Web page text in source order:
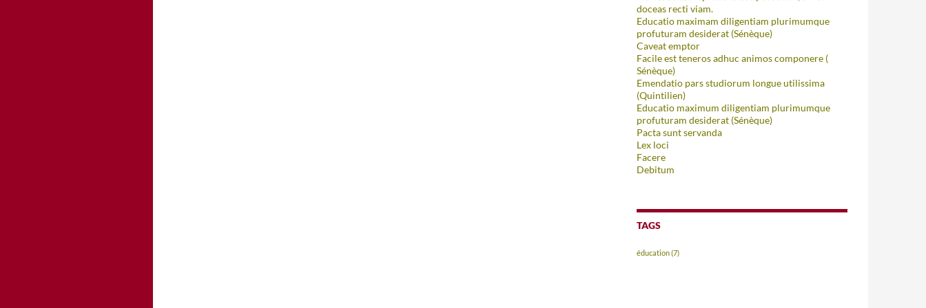
doceas recti viam.
Educatio maximam diligentiam plurimumque
profuturam desiderat (Sénèque)
Caveat emptor
Facile est teneros adhuc animos componere (
Sénèque)
Emendatio pars studiorum longue utilissima
(Quintilien)
Educatio maximum diligentiam plurimumque
profuturam desiderat (Sénèque)
Pacta sunt servanda
Lex loci
Facere
Debitum
TAGS
éducation(7)